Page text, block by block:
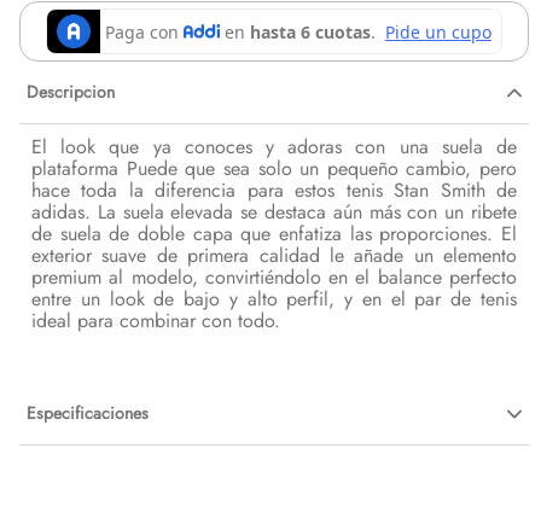
Descripcion
El look que ya conoces y adoras con una suela de
plataforma Puede que sea solo un pequeño cambio, pero
hace toda la diferencia para estos tenis Stan Smith de
adidas. La suela elevada se destaca aún más con un ribete
de suela de doble capa que enfatiza las proporciones. El
exterior suave de primera calidad le añade un elemento
premium al modelo, convirtiéndolo en el balance perfecto
entre un look de bajo y alto perfil, y en el par de tenis
ideal para combinar con todo.
Especificaciones